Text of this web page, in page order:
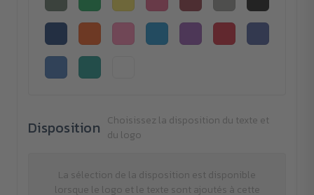
Disposition Choisissez la disposition du texte et
du logo
La sélection de la disposition est disponible
lorsque le logo et le texte sont ajoutés à cette